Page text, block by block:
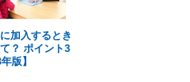
加入するとき
？ ポイント3
版】